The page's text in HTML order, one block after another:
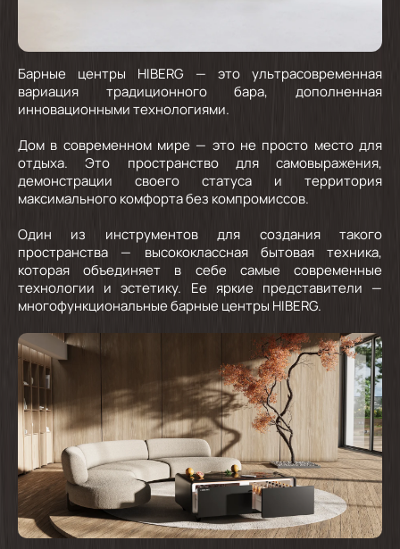
Барные центры HIBERG — это ультрасовременная
вариация традиционного бара, дополненная
инновационными технологиями.
Дом в современном мире — это не просто место для
отдыха. Это пространство для самовыражения,
демонстрации своего статуса и территория
максимального комфорта без компромиссов.
Один из инструментов для создания такого
пространства — высококлассная бытовая техника,
которая объединяет в себе самые современные
технологии и эстетику. Ее яркие представители —
многофункциональные барные центры HIBERG.